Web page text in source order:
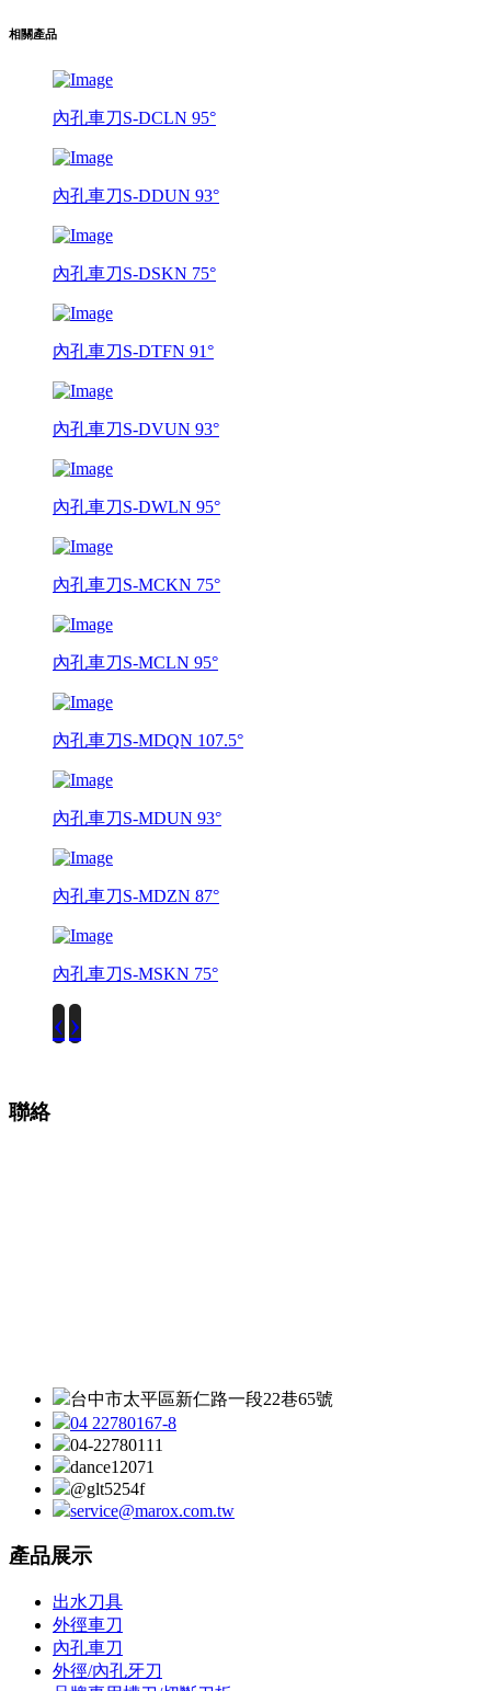
相關產品
內孔車刀S-DCLN 95°
內孔車刀S-DDUN 93°
內孔車刀S-DSKN 75°
內孔車刀S-DTFN 91°
內孔車刀S-DVUN 93°
內孔車刀S-DWLN 95°
內孔車刀S-MCKN 75°
內孔車刀S-MCLN 95°
內孔車刀S-MDQN 107.5°
內孔車刀S-MDUN 93°
內孔車刀S-MDZN 87°
內孔車刀S-MSKN 75°
‹ ›
聯絡
台中市太平區新仁路一段22巷65號
04 22780167-8
04-22780111
dance12071
@glt5254f
service@marox.com.tw
產品展示
出水刀具
外徑車刀
內孔車刀
外徑/內孔牙刀